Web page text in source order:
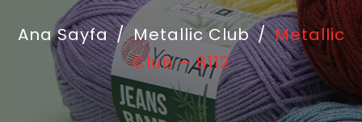
Ana Sayfa / Metallic Club / Metallic
Club – 8112